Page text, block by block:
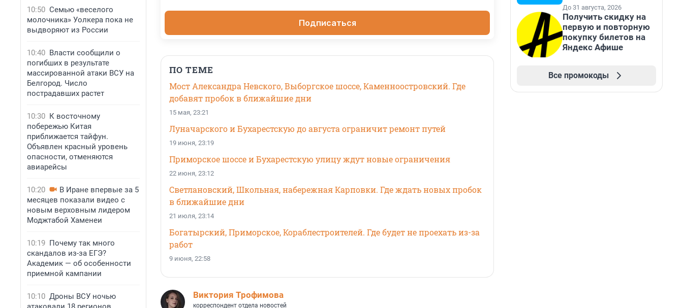
10:50 Семью «веселого
молочника» Уолкера пока не
выдворяют из России
10:40 Власти сообщили о
погибших в результате
массированной атаки ВСУ на
Белгород. Число
пострадавших растет
10:30 К восточному
побережью Китая
приближается тайфун.
Объявлен красный уровень
опасности, отменяются
авиарейсы
10:20
В Иране впервые за 5
месяцев показали видео с
новым верховным лидером
Моджтабой Хаменеи
10:19 Почему так много
скандалов из-за ЕГЭ?
Академик — об особенности
приемной кампании
10:10 Дроны ВСУ ночью
Подписаться
ПО ТЕМЕ
Мост Александра Невского, Выборгское шоссе, Каменноостровский. Где
добавят пробок в ближайшие дни
15 мая, 23:21
Луначарского и Бухарестскую до августа ограничит ремонт путей
19 июня, 23:19
Приморское шоссе и Бухарестскую улицу ждут новые ограничения
22 июня, 23:12
Светлановский, Школьная, набережная Карповки. Где ждать новых пробок
в ближайшие дни
21 июля, 23:14
Богатырский, Приморское, Кораблестроителей. Где будет не проехать из-за
работ
9 июня, 22:58
Виктория Трофимова
корреспондент отдела новостей
До 31 августа, 2026
Получить скидку на
первую и повторную
покупку билетов на
Яндекс Афише
Все промокоды